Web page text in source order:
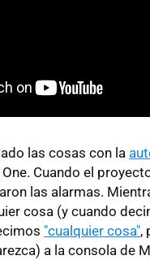
las cosas con la
Cuando el
las alarmas.
cosa (y cuando
"cualquier cosa",
a la consola de